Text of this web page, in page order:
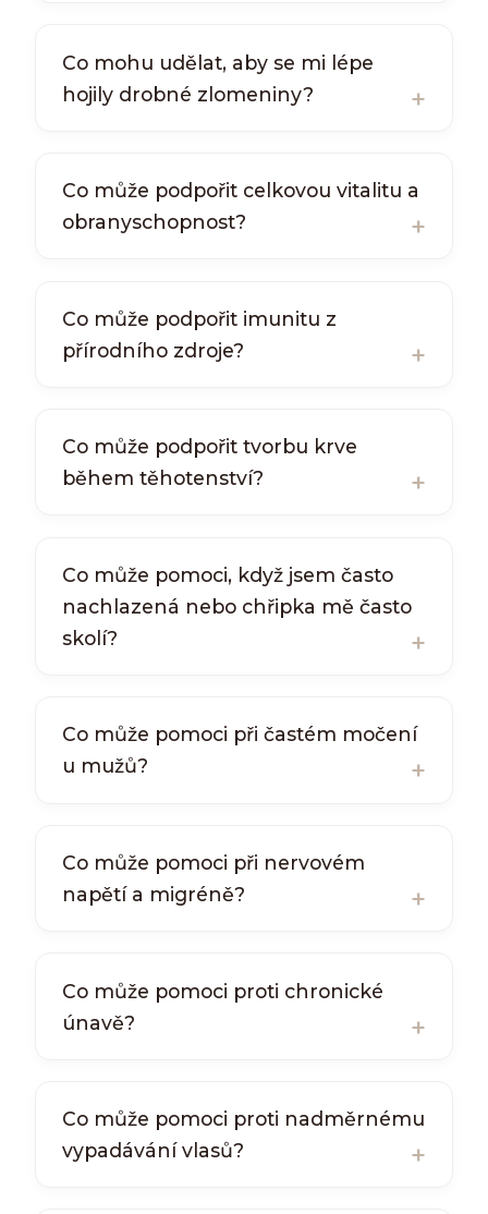
Co mohu udělat, aby se mi lépe
hojily drobné zlomeniny?
Co může podpořit celkovou vitalitu a
obranyschopnost?
Co může podpořit imunitu z
přírodního zdroje?
Co může podpořit tvorbu krve
během těhotenství?
Co může pomoci, když jsem často
nachlazená nebo chřipka mě často
skolí?
Co může pomoci při častém močení
u mužů?
Co může pomoci při nervovém
napětí a migréně?
Co může pomoci proti chronické
únavě?
Co může pomoci proti nadměrnému
vypadávání vlasů?